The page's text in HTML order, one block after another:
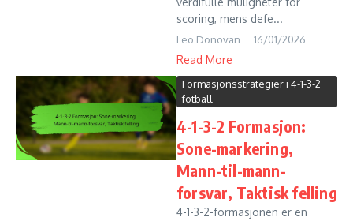
scoring, mens defe...
Leo Donovan 16/01/2026
Read More
Formasjonsstrategier i 4-1-3-2
fotball
4-1-3-2 Formasjon:
Sone-markering,
Mann-til-mann-
forsvar, Taktisk felling
4-1-3-2-formasjonen er en